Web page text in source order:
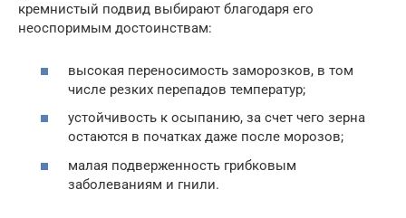
кремнистый подвид выбирают благодаря его
неоспоримым достоинствам:
высокая переносимость заморозков, в том
числе резких перепадов температур;
устойчивость к осыпанию, за счет чего зерна
остаются в початках даже после морозов;
малая подверженность грибковым
заболеваниям и гнили.